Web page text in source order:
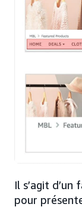
Il s’agit
pour